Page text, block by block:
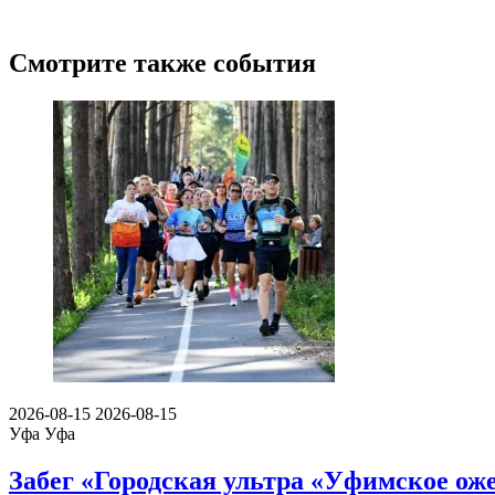
Смотрите также события
2026-08-15 2026-08-15
Уфа Уфа
Забег «Городская ультра «Уфимское